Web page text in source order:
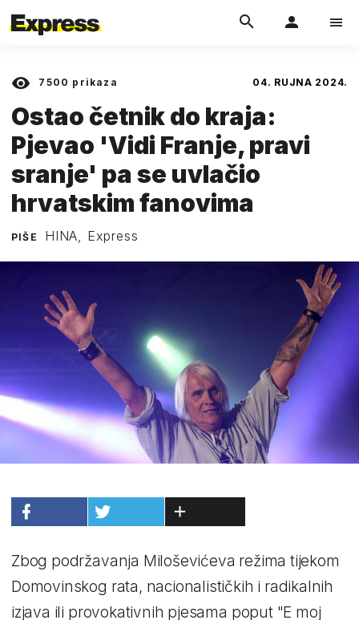
7500 prikaza 04. RUJNA 2024.
Ostao četnik do kraja:
Pjevao 'Vidi Franje, pravi
sranje' pa se uvlačio
hrvatskim fanovima
PIŠE HINA, Express
Zbog podržavanja Miloševićeva režima tijekom
Domovinskog rata, nacionalističkih i radikalnih
izjava ili provokativnih pjesama poput "E moj